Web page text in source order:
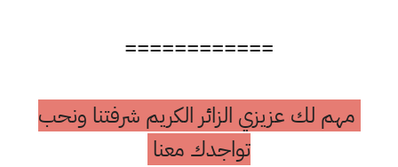
============
مهم لك عزيزي الزائر الكريم شرفتنا ونحب
تواجدك معنا